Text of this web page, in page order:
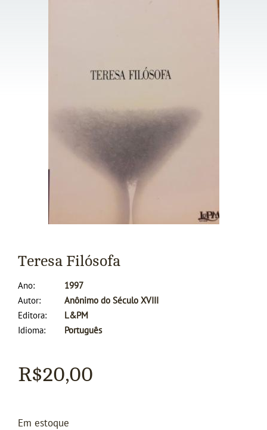
Teresa Filósofa
Ano
1997
Autor
Anônimo do Século XVIII
Editora
L&PM
Idioma
Português
R$20,00
Em estoque